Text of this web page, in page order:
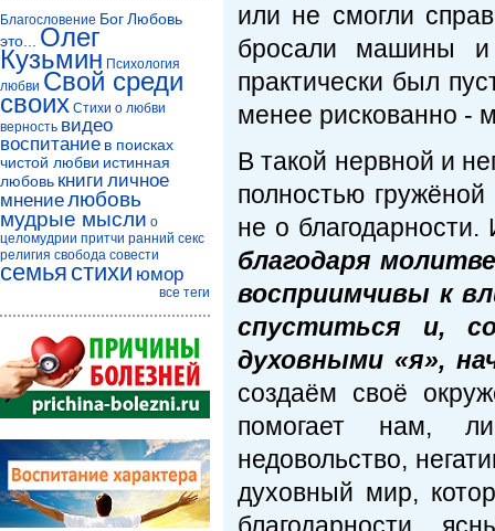
или не смогли
бросали машины
практически был
менее рискованно -
В такой нервной и
полностью
не о
благодаря
восприимчивы к
спуститься и,
духовными «я»,
создаём своё
помогает нам,
недовольство,
духовный мир,
Благословение БогЛюбовь
это...
Олег
Кузьмин Психология
любви Свой среди
своих Стихи о любви
верность видео
воспитание в поисках
чистой любви истинная
любовь книги личное
мнениелюбовь
мудрые мысли о
целомудрии притчи ранний секс
религия свобода совести
семья стихи юмор
все теги